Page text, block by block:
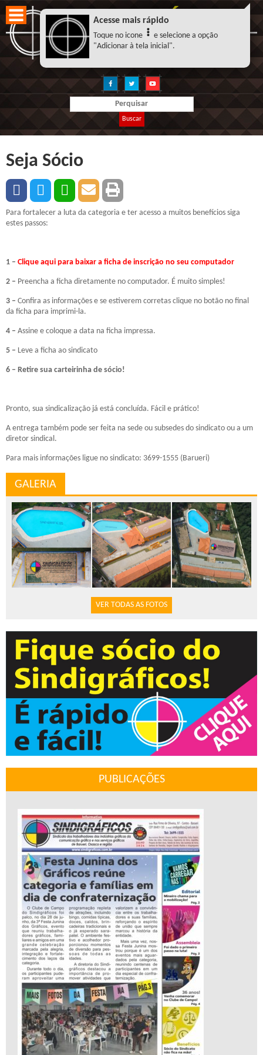
Buscar
Seja Sócio
Para fortalecer a luta da categoria e ter acesso a muitos benefícios siga
estes passos:
1 – Clique aqui para baixar a ficha de inscrição no seu computador
2 – Preencha a ficha diretamente no computador. É muito simples!
3 – Confira as informações e se estiverem corretas clique no botão no final
da ficha para imprimi-la.
4 – Assine e coloque a data na ficha impressa.
5 – Leve a ficha ao sindicato
6 – Retire sua carteirinha de sócio!
Pronto, sua sindicalização já está concluída. Fácil e prático!
A entrega também pode ser feita na sede ou subsedes do sindicato ou a um
diretor sindical.
Para mais informações ligue no sindicato: 3699-1555 (Barueri)
GALERIA
VER TODAS AS FOTOS
PUBLICAÇÕES
Acesse mais rápido
Toque no icone
e selecione a opção
"Adicionar à tela inicial".